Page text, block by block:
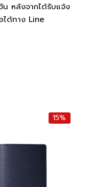
หลังจากได้รับแจ้ง
ด้ทาง Line
15%